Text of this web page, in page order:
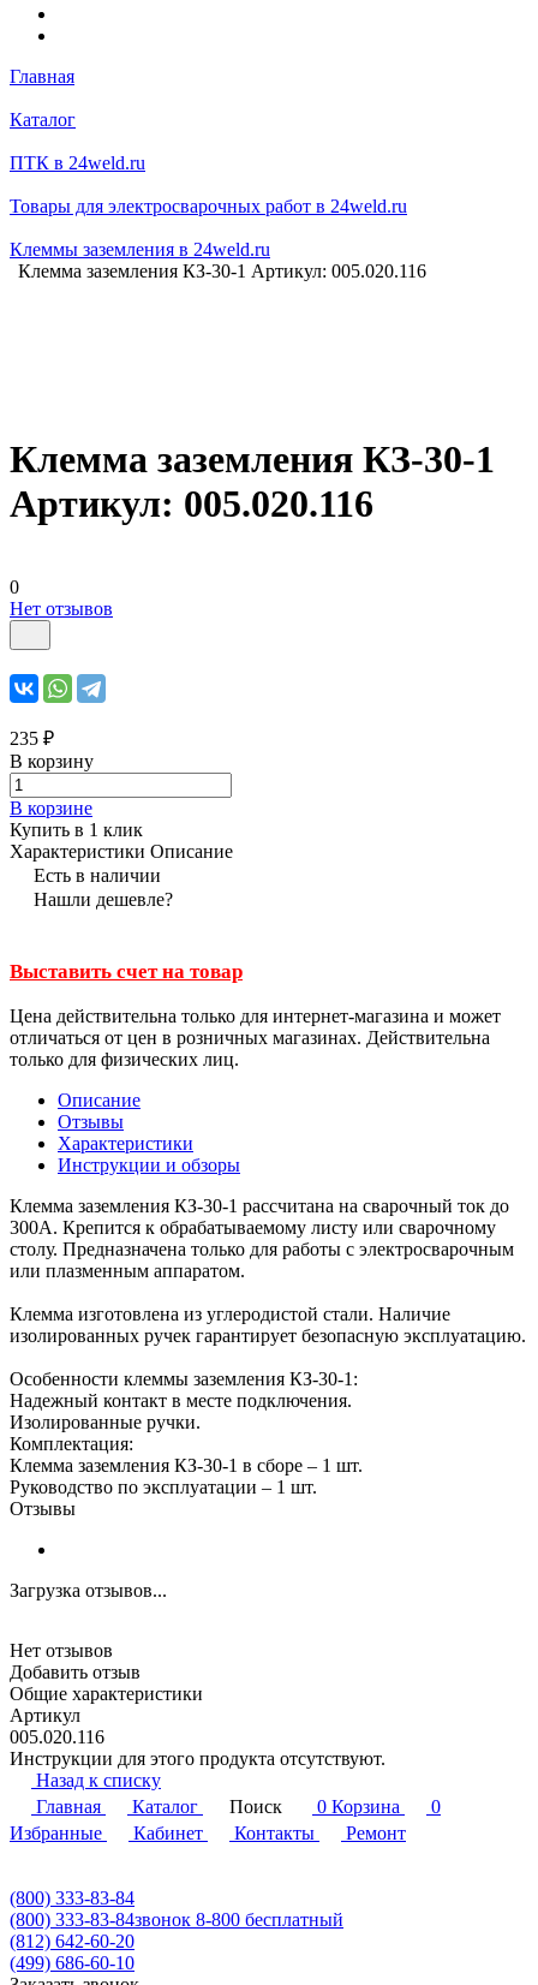
Главная
Каталог
ПТК в 24weld.ru
Товары для электросварочных работ в 24weld.ru
Клеммы заземления в 24weld.ru
Клемма заземления КЗ-30-1 Артикул: 005.020.116
Клемма заземления КЗ-30-1
Артикул: 005.020.116
0
Нет отзывов
235 ₽
В корзину
В корзине
Купить в 1 клик
Характеристики Описание
Есть в наличии
Нашли дешевле?
Выставить счет на товар
Цена действительна только для интернет-магазина и может
отличаться от цен в розничных магазинах. Действительна
только для физических лиц.
Описание
Отзывы
Характеристики
Инструкции и обзоры
Клемма заземления КЗ-30-1 рассчитана на сварочный ток до
300А. Крепится к обрабатываемому листу или сварочному
столу. Предназначена только для работы с электросварочным
или плазменным аппаратом.
Клемма изготовлена из углеродистой стали. Наличие
изолированных ручек гарантирует безопасную эксплуатацию.
Особенности клеммы заземления КЗ-30-1:
Надежный контакт в месте подключения.
Изолированные ручки.
Комплектация:
Клемма заземления КЗ-30-1 в сборе – 1 шт.
Руководство по эксплуатации – 1 шт.
Отзывы
Загрузка отзывов...
Нет отзывов
Добавить отзыв
Общие характеристики
Артикул
005.020.116
Инструкции для этого продукта отсутствуют.
Назад к списку
Главная
Каталог Поиск 0 Корзина
0
Избранные
Кабинет Контакты Ремонт
(800) 333-83-84
(800) 333-83-84звонок 8-800 бесплатный
(812) 642-60-20
(499) 686-60-10